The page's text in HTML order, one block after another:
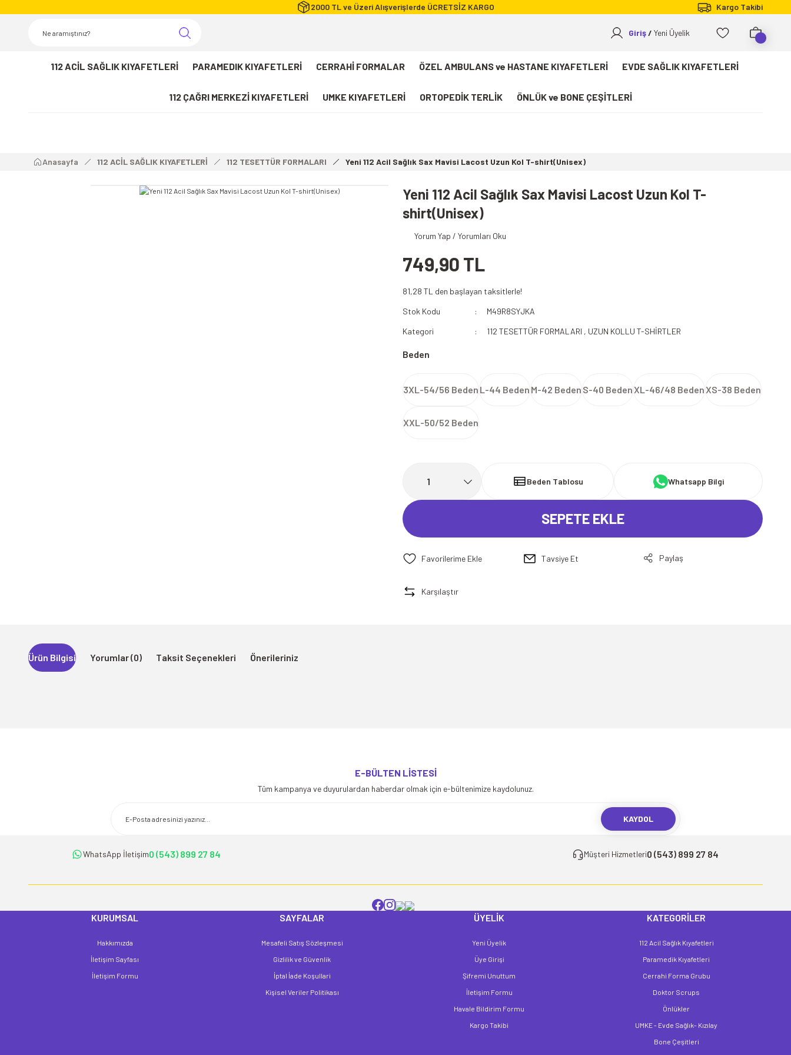
2000 TL ve Üzeri Alışverişlerde ÜCRETSİZ KARGO Kargo Takibi
Giriş Yeni Üyelik
112 ACİL SAĞLIK KIYAFETLERİ PARAMEDIK KIYAFETLERİ CERRAHİ FORMALAR ÖZEL AMBULANS ve HASTANE KIYAFETLERİ EVDE SAĞLIK KIYAFETLERİ
112 ÇAĞRI MERKEZİ KIYAFETLERİ UMKE KIYAFETLERİ ORTOPEDİK TERLİK ÖNLÜK ve BONE ÇEŞİTLERİ
Paramedik T-shirt
112 Acil Sağlık Pantolon
112 Paramedik Yelek
Beyaz Önlük
Paramedik Swit
Anasayfa 112 ACİL SAĞLIK KIYAFETLERİ 112 TESETTÜR FORMALARI Yeni 112 Acil Sağlık Sax Mavisi Lacost Uzun Kol T-shirt(Unisex)
Yeni 112 Acil Sağlık Sax Mavisi Lacost Uzun Kol T-
shirt(Unisex)
Yorum Yap / Yorumları Oku
749,90 TL
81,28 TL den başlayan taksitlerle!
Stok Kodu
M49R8SYJKA
Kategori
112 TESETTÜR FORMALARI , UZUN KOLLU T-SHİRTLER
Beden
3XL-54/56 Beden L-44 Beden M-42 Beden S-40 BedenXL-46/48 BedenXS-38 Beden
XXL-50/52 Beden
Beden Tablosu Whatsapp Bilgi
SEPETE EKLE
Tavsiye Et Paylaş
Karşılaştır
Ürün Bilgisi Yorumlar (0) Taksit Seçenekleri Önerileriniz
Ürün açıklamasında eksik bilgiler bulunuyor.
Ürün fiyatı diğer sitelerden daha pahalı.
E-BÜLTEN LİSTESİ
Tüm kampanya ve duyurulardan haberdar olmak için e-bültenimize kaydolunuz.
KAYDOL
WhatsApp İletişim0 (543) 899 27 84 Müşteri Hizmetleri0 (543) 899 27 84
KURUMSAL
Hakkımızda
İletişim Sayfası
İletişim Formu
SAYFALAR
Mesafeli Satış Sözleşmesi
Gizlilik ve Güvenlik
İptal İade Koşullari
Kişisel Veriler Politikası
ÜYELİK
Yeni Üyelik
Üye Girişi
Şifremi Unuttum
İletişim Formu
Havale Bildirim Formu
Kargo Takibi
KATEGORİLER
112 Acil Sağlık Kıyafetleri
Paramedik Kıyafetleri
Cerrahi Forma Grubu
Doktor Scrups
Önlükler
UMKE - Evde Sağlık- Kızılay
Bone Çeşitleri